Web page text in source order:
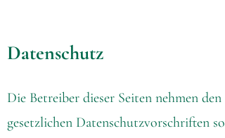
Datenschutz
Die Betreiber dieser Seiten nehmen
gesetzlichen Datenschutzvorschriften